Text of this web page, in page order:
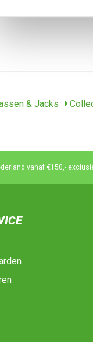
& Jacks
vanaf €150,-